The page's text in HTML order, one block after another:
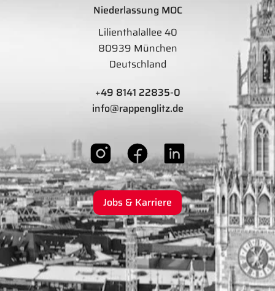
Niederlassung MOC
Lilienthalallee 40
80939 München
Deutschland
+49 8141 22835-0
info@rappenglitz.de
Jobs & Karriere